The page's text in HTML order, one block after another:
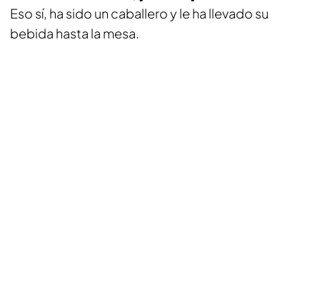
Eso sí, ha sido un caballero y le ha llevado su
bebida hasta la mesa.